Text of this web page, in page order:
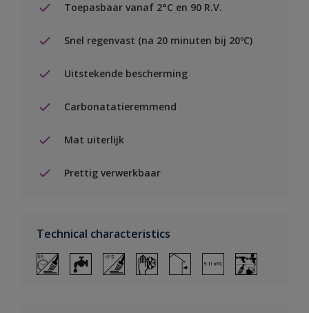
Toepasbaar vanaf 2°C en 90 R.V.
Snel regenvast (na 20 minuten bij 20ºC)
Uitstekende bescherming
Carbonatatieremmend
Mat uiterlijk
Prettig verwerkbaar
Technical characteristics